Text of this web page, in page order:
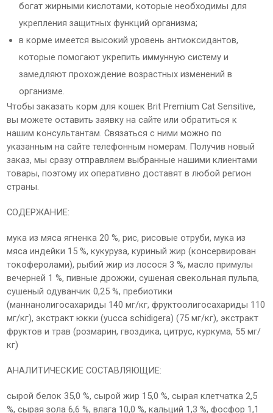
богат жирными кислотами, которые необходимы для
укрепления защитных функций организма;
в корме имеется высокий уровень антиоксидантов,
которые помогают укрепить иммунную систему и
замедляют прохождение возрастных изменений в
организме.
Чтобы заказать корм для кошек Brit Premium Cat Sensitive,
вы можете оставить заявку на сайте или обратиться к
нашим консультантам. Связаться с ними можно по
указанным на сайте телефонным номерам. Получив новый
заказ, мы сразу отправляем выбранные нашими клиентами
товары, поэтому их оперативно доставят в любой регион
страны.
СОДЕРЖАНИЕ:
мука из мяса ягненка 20 %, рис, рисовые отруби, мука из
мяса индейки 15 %, кукуруза, куриный жир (консервирован
токоферолами), рыбий жир из лосося 3 %, масло примулы
вечерней 1 %, пивные дрожжи, сушеная свекольная пульпа,
сушеный одуванчик 0,25 %, пребиотики
(маннанолигосахариды 140 мг/кг, фруктоолигосахариды 110
мг/кг), экстракт юкки (yucca schidigera) (75 мг/кг), экстракт
фруктов и трав (розмарин, гвоздика, цитрус, куркума, 55 мг/
кг)
АНАЛИТИЧЕСКИЕ СОСТАВЛЯЮЩИЕ:
cырой белок 35,0 %, сырой жир 15,0 %, сырая клетчатка 2,5
%, сырая зола 6,6 %, влага 10,0 %, кальций 1,3 %, фосфор 1,1